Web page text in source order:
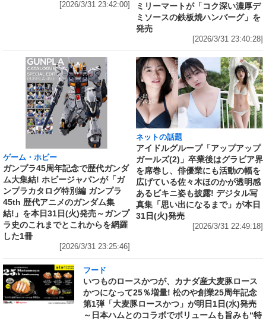
[2026/3/31 23:42:00]
ミリーマートが「コク深い濃厚デ
ミソースの鉄板焼ハンバーグ」を
発売
[2026/3/31 23:40:28]
ゲーム・ホビー
ガンプラ45周年記念で歴代ガンダ
ム大集結! ホビージャパンが「ガ
ンプラカタログ特別編 ガンプラ
45th 歴代アニメのガンダム集
結!」を本日31日(火)発売～ガンプ
ラ史のこれまでとこれからを網羅
した1冊
[2026/3/31 23:25:46]
ネットの話題
アイドルグループ「アップアップ
ガールズ(2)」卒業後はグラビア界
を席巻し、俳優業にも活動の幅を
広げている佐々木ほのかが透明感
あるビキニ姿も披露! デジタル写
真集「思い出になるまで」が本日
31日(火)発売
[2026/3/31 22:49:18]
フード
いつものロースかつが、カナダ産大麦豚ロース
かつになって25％増量! 松のや創業25周年記念
第1弾「大麦豚ロースかつ」が明日1日(水)発売
～日本ハムとのコラボでボリュームも旨みも“特